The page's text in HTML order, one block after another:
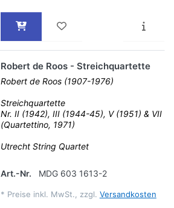
Robert de Roos - Streichquartette
Robert de Roos (1907-1976)
Streichquartette
Nr. II (1942), III (1944-45), V (1951) & VII
(Quartettino, 1971)
Utrecht String Quartet
Art.-Nr. MDG 603 1613-2
* Preise inkl. MwSt., zzgl. Versandkosten